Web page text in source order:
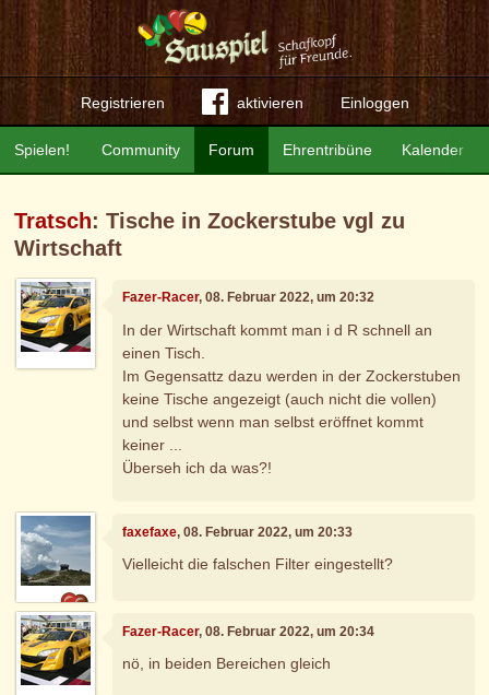
Registrieren aktivieren Einloggen
Community Forum Ehrentribüne Kalender
Spielen!
Tratsch: Tische in Zockerstube vgl zu
Wirtschaft
Fazer-Racer, 08. Februar 2022, um 20:32
In der Wirtschaft kommt man i d R schnell an
einen Tisch.
Im Gegensattz dazu werden in der Zockerstuben
keine Tische angezeigt (auch nicht die vollen)
und selbst wenn man selbst eröffnet kommt
keiner ...
Überseh ich da was?!
faxefaxe, 08. Februar 2022, um 20:33
Vielleicht die falschen Filter eingestellt?
Fazer-Racer, 08. Februar 2022, um 20:34
nö, in beiden Bereichen gleich